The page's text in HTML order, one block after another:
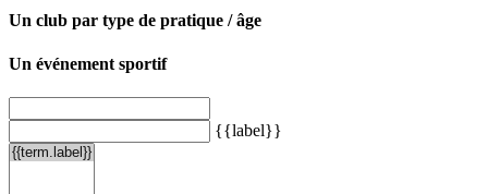
Un club par type de pratique / âge
Un événement sportif
{{label}}